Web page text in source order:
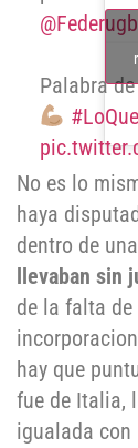
Palabra
No es lo
haya
dentro de
llevaban sin
de la falta
hay que
fue de Italia,
igualada con